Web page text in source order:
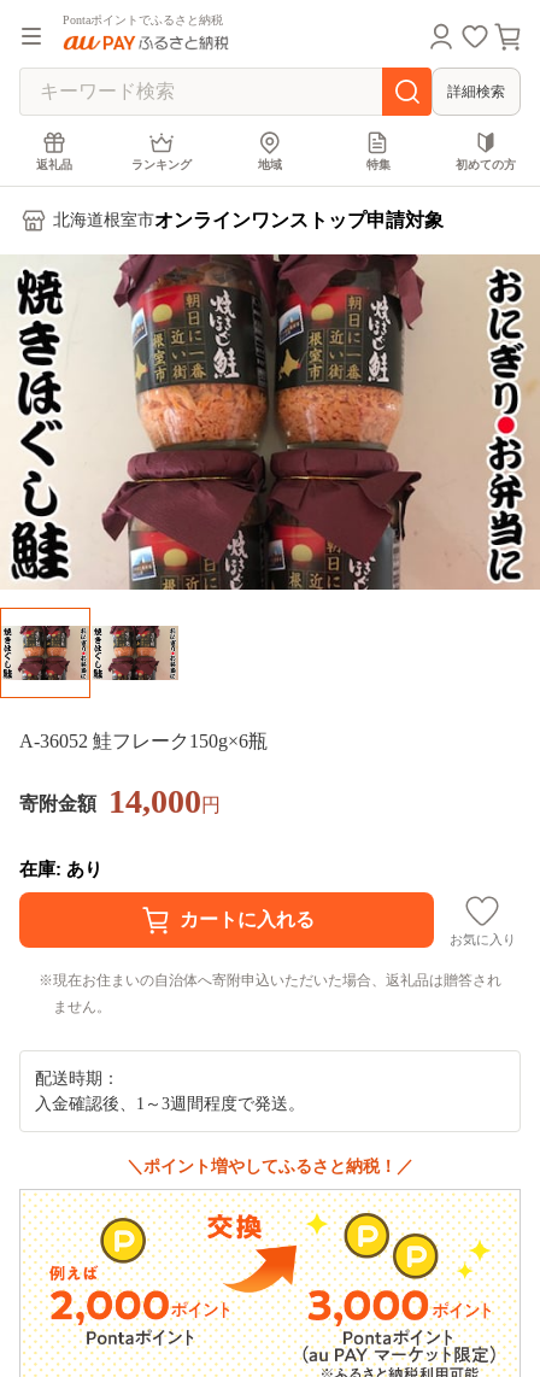
Pontaポイントでふるさと納税
詳細検索
返礼品 ランキング 地域 特集 初めての方
北海道根室市オンラインワンストップ申請対象
A-36052 鮭フレーク150g×6瓶
寄附金額 14,000円
在庫: あり
お気に入り
現在お住まいの自治体へ寄附申込いただいた場合、返礼品は贈答され
ません。
配送時期：
入金確認後、1～3週間程度で発送。
＼ポイント増やしてふるさと納税！／